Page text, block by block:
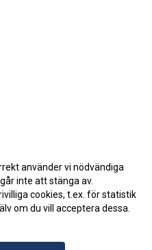
använder vi nödvändiga
inte att stänga av.
cookies, t.ex. för statistik
om du vill acceptera dessa.